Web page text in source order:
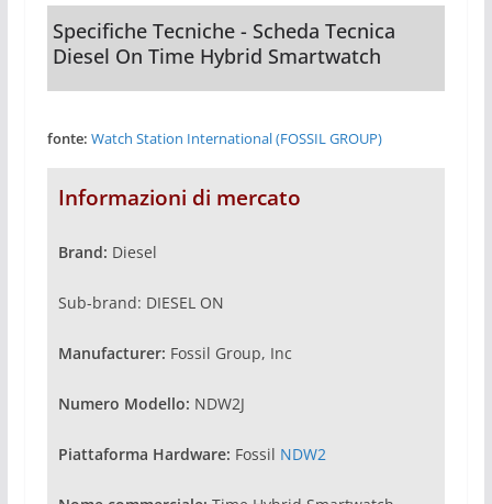
Specifiche Tecniche - Scheda Tecnica
Diesel On Time Hybrid Smartwatch
fonte: Watch Station International (FOSSIL GROUP)
Informazioni di mercato
Brand: Diesel
Sub-brand: DIESEL ON
Manufacturer: Fossil Group, Inc
Numero Modello: NDW2J
Piattaforma Hardware: Fossil NDW2